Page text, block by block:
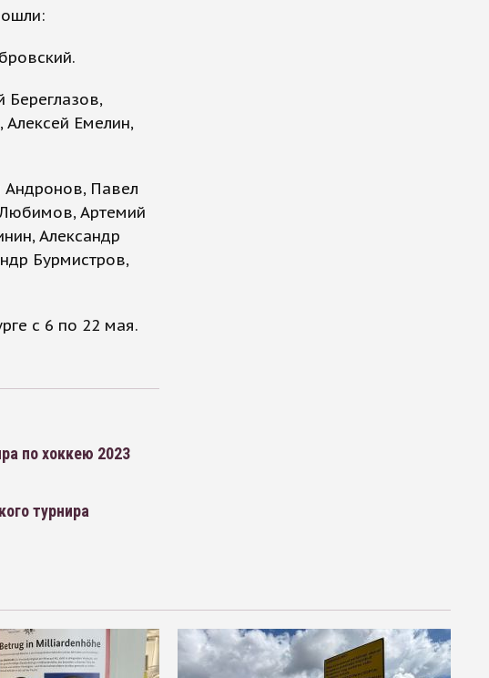
Береглазов,
Емелин,
Андронов, Павел
Артемий
Александр
Бурмистров,
с 6 по 22 мая.
по хоккею 2023
турнира